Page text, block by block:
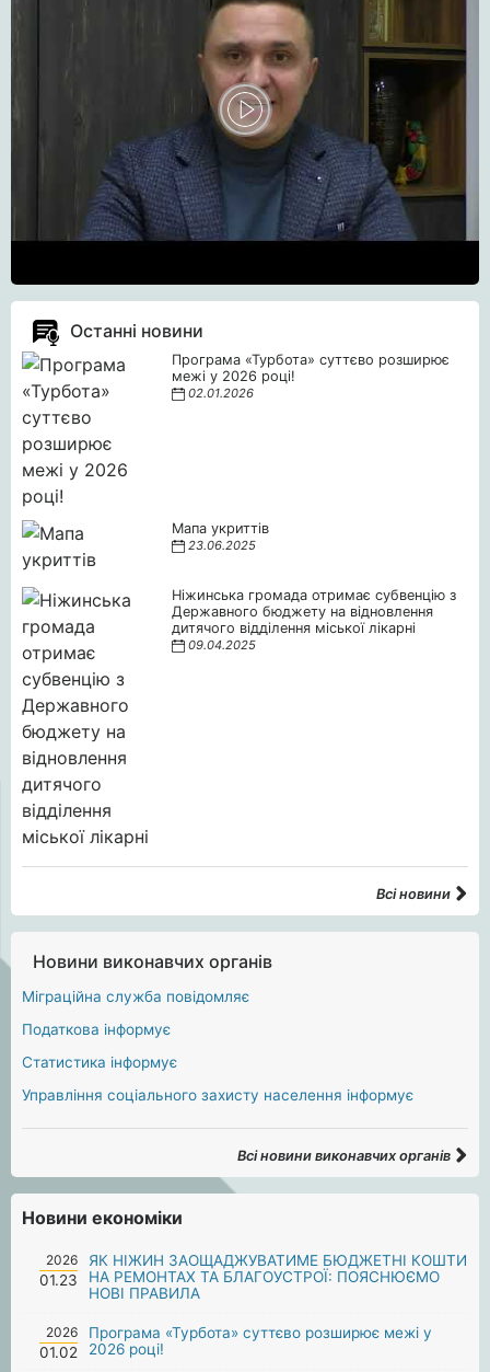
Останні новини
Програма «Турбота» суттєво розширює
межі у 2026 році!
02.01.2026
Мапа укриттів
23.06.2025
Ніжинська громада отримає субвенцію з
Державного бюджету на відновлення
дитячого відділення міської лікарні
09.04.2025
Всі новини
Новини виконавчих органів
Міграційна служба повідомляє
Податкова інформує
Статистика інформує
Управління соціального захисту населення інформує
Всі новини виконавчих органів
Новини економіки
2026
01.23
ЯК НІЖИН ЗАОЩАДЖУВАТИМЕ БЮДЖЕТНІ КОШТИ
НА РЕМОНТАХ ТА БЛАГОУСТРОЇ: ПОЯСНЮЄМО
НОВІ ПРАВИЛА
2026
01.02
Програма «Турбота» суттєво розширює межі у
2026 році!